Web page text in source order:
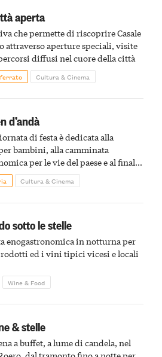
aperta
che permette di riscoprire Casale
attraverso aperture speciali, visite
diffusi nel cuore della città
Cultura & Cinema
d’andà
di festa è dedicata alla
bambini, alla camminata
per le vie del paese e al finale
Cultura & Cinema
sotto le stelle
enogastronomica in notturna per
ed i vini tipici vicesi e locali
Wine & Food
& stelle
a buffet, a lume di candela, nel